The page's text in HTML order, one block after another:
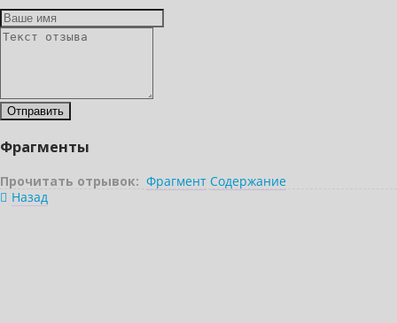
Фрагменты
Прочитать отрывок: Фрагмент Содержание
Назад